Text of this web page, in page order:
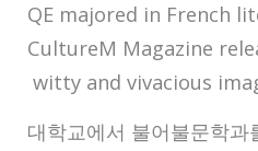
QE majored in French
CultureM Magazine
witty and vivacious
대학교에서 불어불문학